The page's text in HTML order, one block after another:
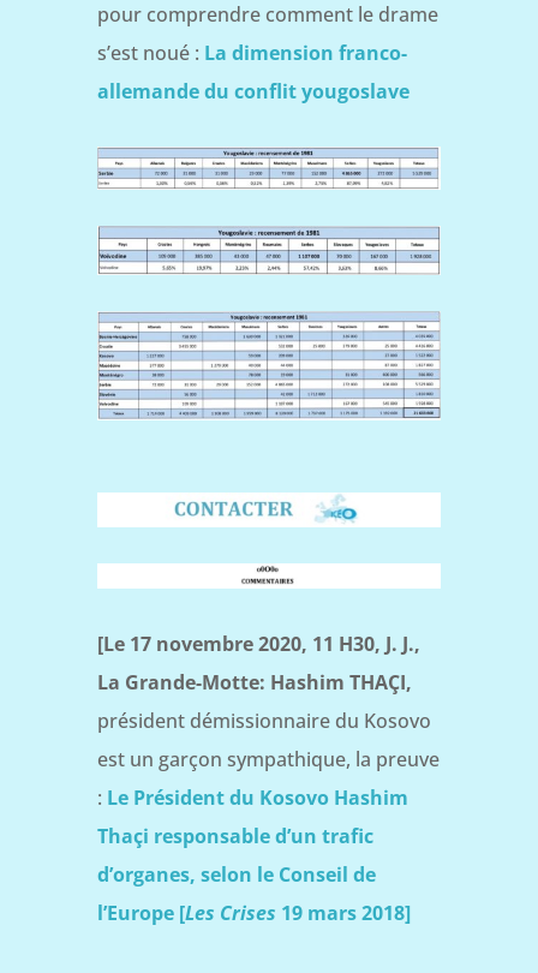
pour comprendre comment le drame
s’est noué : La dimension franco-
allemande du conflit yougoslave
[Le 17 novembre 2020, 11 H30, J. J.,
La Grande-Motte: Hashim THAÇI,
président démissionnaire du Kosovo
est un garçon sympathique, la preuve
: Le Président du Kosovo Hashim
Thaçi responsable d’un trafic
d’organes, selon le Conseil de
l’Europe [Les Crises 19 mars 2018]